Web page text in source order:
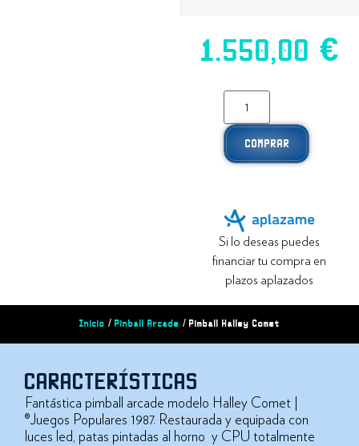
1.550,00 €
COMPRAR
Si lo deseas puedes
financiar tu compra en
plazos aplazados
Inicio / Pinball Arcade / Pimball Halley Comet
CARACTERÍSTICAS
Fantástica pimball arcade modelo Halley Comet |
®Juegos Populares 1987. Restaurada y equipada con
luces led, patas pintadas al horno y CPU totalmente